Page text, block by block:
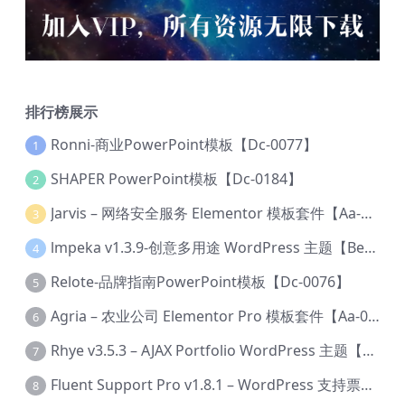
排行榜展示
1 Ronni-商业PowerPoint模板【Dc-0077】
2 SHAPER PowerPoint模板【Dc-0184】
3 Jarvis – 网络安全服务 Elementor 模板套件【Aa-0035】
4 lmpeka v1.3.9-创意多用途 WordPress 主题【Be-0064】
5 Relote-品牌指南PowerPoint模板【Dc-0076】
6 Agria – 农业公司 Elementor Pro 模板套件【Aa-0003】
7 Rhye v3.5.3 – AJAX Portfolio WordPress 主题【Bi-0049】
8 Fluent Support Pro v1.8.1 – WordPress 支持票务系统【Cc-0041】